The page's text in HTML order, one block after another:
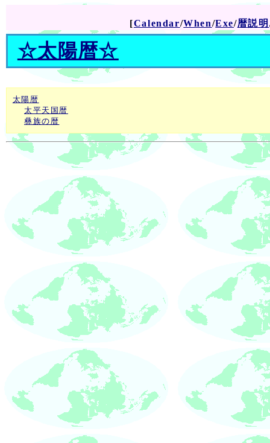
[Calendar/When/Exe/暦説明
☆太陽暦☆
太陽暦
太平天国暦
彝族の暦